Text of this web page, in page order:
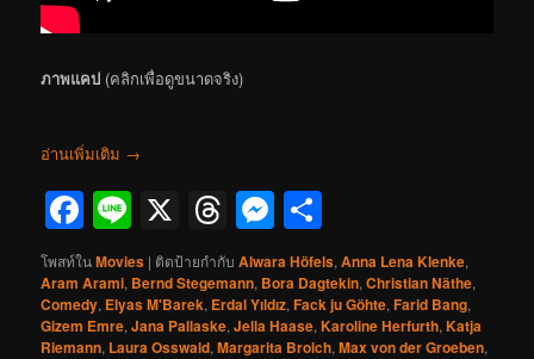
ภาพแคป (คลิกเพื่อดูขนาดจริง)
อ่านเพิ่มเติม →
Facebook
Line
X Threads
Messenger
โพสท์ในMovies | ติดป้ายกำกับ Alwara Höfels,Anna Lena Klenke,
Aram Arami, Bernd Stegemann, Bora Dagtekin,Christian Näthe,
Comedy, Elyas M'Barek, Erdal Yıldız,Fack ju Göhte,Farid Bang,
Gizem Emre,Jana Pallaske,Jella Haase,Karoline Herfurth,Katja
Riemann, Laura Osswald,Margarita Broich,Max von der Groeben,